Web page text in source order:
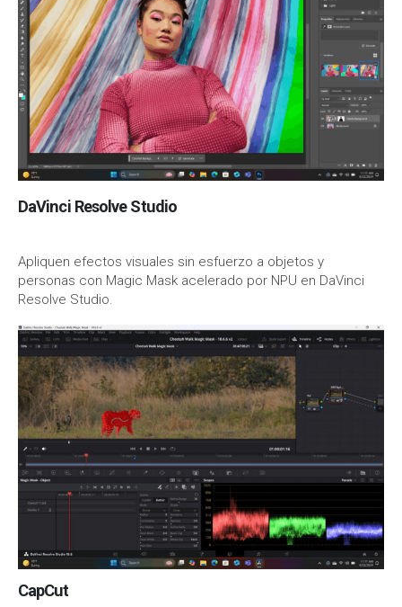
DaVinci Resolve Studio
Apliquen efectos visuales sin esfuerzo a objetos y
personas con Magic Mask acelerado por NPU en DaVinci
Resolve Studio.
CapCut